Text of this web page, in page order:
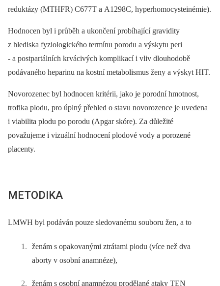
reduktázy (MTHFR) C677T a A1298C, hyperhomocysteinémie).
Hodnocen byl i průběh a ukončení probíhající gravidity
z hlediska fyziologického termínu porodu a výskytu peri
-⁠ a postpartálních krvácivých komplikací i vliv dlouhodobě
podávaného heparinu na kostní metabolismus ženy a výskyt HIT.
Novorozenec byl hodnocen kritérii, jako je porodní hmotnost,
trofika plodu, pro úplný přehled o stavu novorozence je uvedena
i viabilita plodu po porodu (Apgar skóre). Za důležité
považujeme i vizuální hodnocení plodové vody a porozené
placenty.
METODIKA
LMWH byl podáván pouze sledovanému souboru žen, a to
ženám s opakovanými ztrátami plodu (více než dva
aborty v osobní anamnéze),
ženám s osobní anamnézou prodělané ataky TEN